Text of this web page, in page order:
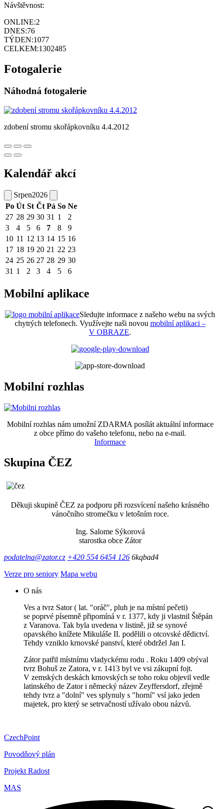
Návštěvnost:
ONLINE:2
DNES:76
TÝDEN:1077
CELKEM:1302485
Fotogalerie
Náhodná fotogalerie
zdobení stromu skořápkovníku 4.4.2012
Kalendář akcí
Srpen2026
Po Út St Čt Pá So Ne
27 28 29 30 31 1
2
3
4 5 6 7 8
9
10 11 12 13 14 15 16
17 18 19 20 21 22 23
24 25 26 27 28 29 30
31 1 2 3 4 5 6
Mobilní aplikace
Sledujte informace z našeho webu na svých
chytrých telefonech. Využívejte naši novou mobilní aplikaci –
V OBRAZE.
Mobilní rozhlas
Mobilní rozhlas nám umožní ZDARMA posílát aktuální informace
z obce přímo do vašeho telefonu, nebo na e-mail.
Informace
Skupina ČEZ
Děkuji skupině ČEZ za podporu při rozsvícení našeho krásného
vánočního stromečku v letošním roce.
Ing. Salome Sýkorová
starostka obce Zátor
podatelna@zator.cz +420 554 6454 126 6kqbad4
Verze pro seniory Mapa webu
O nás
Ves a tvrz Sator ( lat. "oráč", pluh je na místní pečeti)
se poprvé písemně připomíná v r. 1377, kdy ji vlastnil Štěpán
z Varanova. Tak byla uvedena v listině, již se synové
opavského knížete Mikuláše II. podělili o otcovské dědictví.
Tehdy vzniklo krnovské panství, které obdržel Jan I.
Zátor patřil místnímu vladyckému rodu . Roku 1409 obýval
tvrz Bohuš ze Zatora, v r. 1413 byl ve vsi zákupní fojt.
V zemských deskách krnovských se toho roku objevil vedle
latinského de Zator i německý název Zeyffersdorf, zřejmě
tehdy tvrz a "dolní" ves splynuly s "horní" vsí jako jeden
majetek, pro který se setrvačností užívalo obou názvů.
CzechPoint
Povodňový plán
Projekt Radost
MAS